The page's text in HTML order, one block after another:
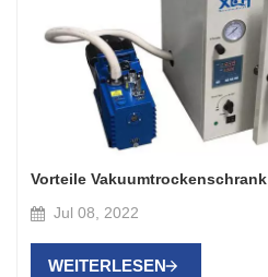
Vorteile Vakuumtrockenschrank
Jul 08, 2022
WEITERLESEN